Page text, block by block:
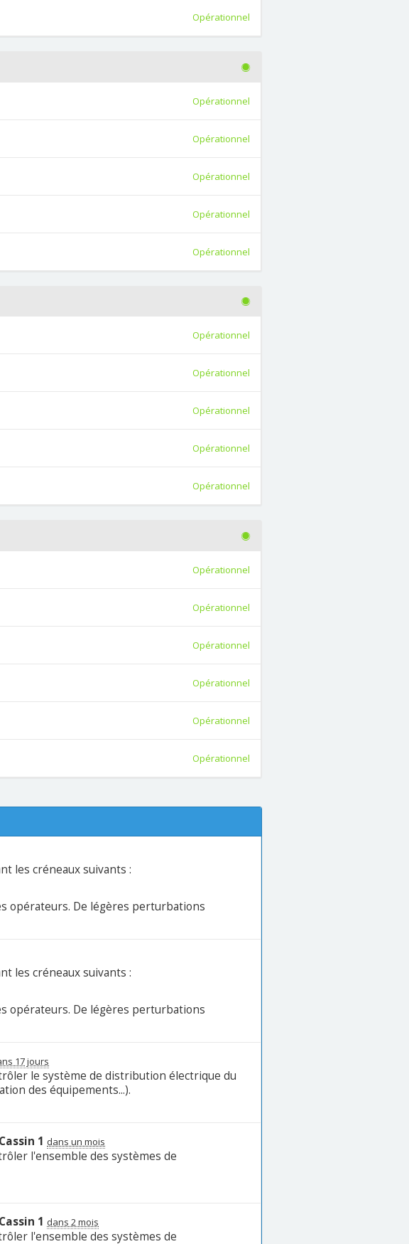
Opérationnel
Opérationnel
Opérationnel
Opérationnel
Opérationnel
Opérationnel
Opérationnel
Opérationnel
Opérationnel
Opérationnel
Opérationnel
Opérationnel
Opérationnel
Opérationnel
Opérationnel
Opérationnel
Opérationnel
les créneaux suivants :
opérateurs. De légères perturbations
les créneaux suivants :
opérateurs. De légères perturbations
17 jours
le système de distribution électrique du
des équipements...).
1 dans un mois
l'ensemble des systèmes de
1 dans 2 mois
l'ensemble des systèmes de